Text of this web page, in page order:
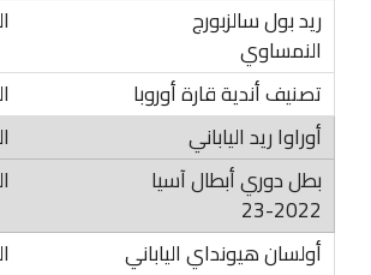
ريد بول سالزبورج
النمساوي
تصنيف أندية قارة أوروبا
أوراوا ريد الياباني
بطل دوري أبطال آسيا
2022-23
أولسان هيونداي الياباني